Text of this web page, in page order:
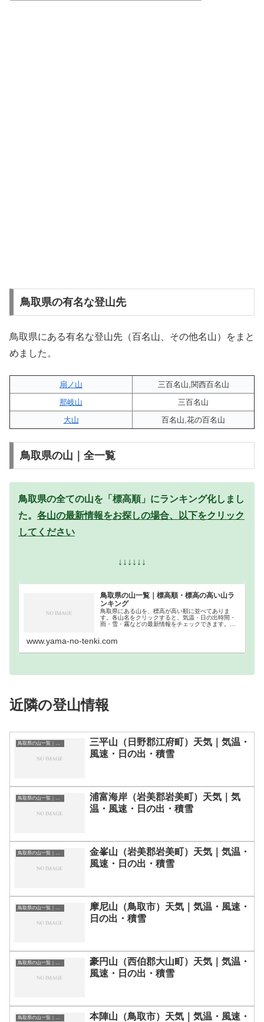
鳥取県の有名な登山先
鳥取県にある有名な登山先（百名山、その他名山）をまと
めました。
扇ノ山
三百名山,関西百名山
那岐山
三百名山
大山
百名山,花の百名山
鳥取県の山｜全一覧
鳥取県の全ての山を「標高順」にランキング化しまし
た。 各山の最新情報をお探しの場合、以下をクリック
してください
↓↓↓↓↓↓
鳥取県の山一覧｜標高順・標高の高い山ラ
ンキング
鳥取県にある山を、標高が高い順に並べてありま
す。各山名をクリックすると、気温・日の出時間・
雨・雪・霧などの最新情報をチェックできます。鳥
www.yama-no-tenki.com
近隣の登山情報
鳥取県の山一覧｜標高順・標高の高い山ランキング
三平山（日野郡江府町）天気｜気温・
風速・日の出・積雪
鳥取県の山一覧｜標高順・標高の高い山ランキング
浦富海岸（岩美郡岩美町）天気｜気
温・風速・日の出・積雪
鳥取県の山一覧｜標高順・標高の高い山ランキング
金峯山（岩美郡岩美町）天気｜気温・
風速・日の出・積雪
摩尼山（鳥取市）天気｜気温・風速・
日の出・積雪
豪円山（西伯郡大山町）天気｜気温・
風速・日の出・積雪
本陣山（鳥取市）天気｜気温・風速・